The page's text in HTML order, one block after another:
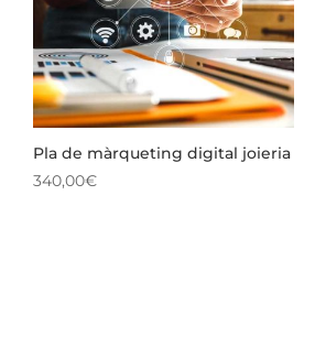
Pla de màrqueting digital joieria
340,00€